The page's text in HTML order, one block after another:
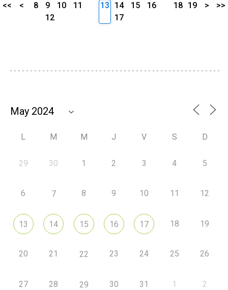
<< < 8 9 10
11
12
13 14 15
16
17
18 19 > >>
L M M J V S D
29 30 1 2 3 4 5
6 7 8 9 10 11 12
13 14 15 16 17 18 19
20 21 22 23 24 25 26
27 28 29 30 31 1 2